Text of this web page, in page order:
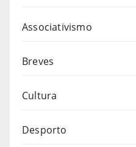
Associativismo
Breves
Cultura
Desporto